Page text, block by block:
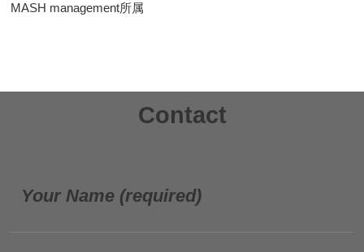
MASH management所属
Contact
Your Name (required)